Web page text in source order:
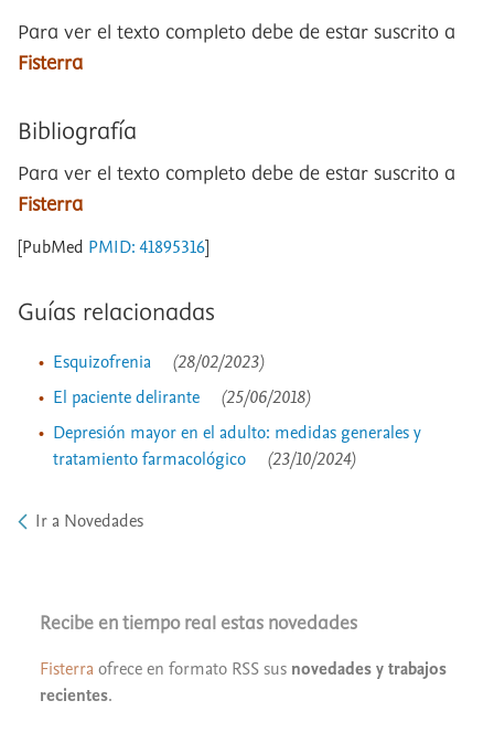
Para ver el texto completo debe de estar suscrito a
Fisterra
Bibliografía
Para ver el texto completo debe de estar suscrito a
Fisterra
[PubMed PMID: 41895316]
Guías relacionadas
Esquizofrenia
(28/02/2023)
El paciente delirante
(25/06/2018)
Depresión mayor en el adulto: medidas generales y
tratamiento farmacológico
(23/10/2024)
Ir a Novedades
Recibe en tiempo real estas novedades
Fisterraofrece en formato RSS sus novedades y trabajos
recientes.